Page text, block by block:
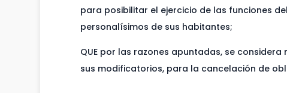
para posibilitar el ejercicio de las funciones
personalísimos de sus habitantes;
QUE por las razones apuntadas, se
sus modificatorios, para la cancelación de